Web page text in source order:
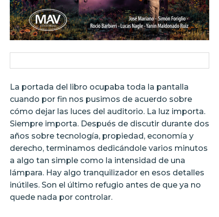
La portada del libro ocupaba toda la pantalla
cuando por fin nos pusimos de acuerdo sobre
cómo dejar las luces del auditorio. La luz importa.
Siempre importa. Después de discutir durante dos
años sobre tecnología, propiedad, economía y
derecho, terminamos dedicándole varios minutos
a algo tan simple como la intensidad de una
lámpara. Hay algo tranquilizador en esos detalles
inútiles. Son el último refugio antes de que ya no
quede nada por controlar.